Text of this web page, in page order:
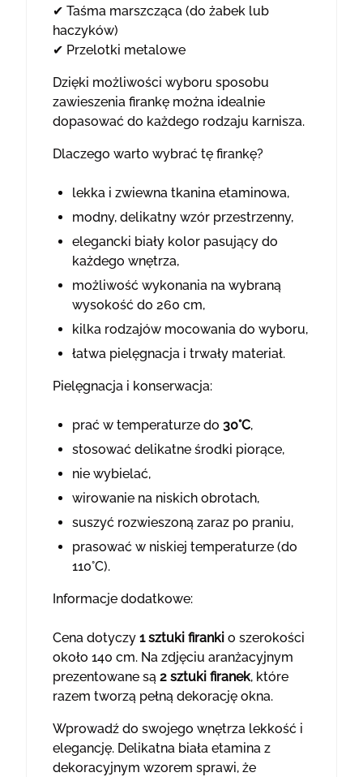
✔ Taśma marszcząca (do żabek lub
haczyków)
✔ Przelotki metalowe
Dzięki możliwości wyboru sposobu
zawieszenia firankę można idealnie
dopasować do każdego rodzaju karnisza.
Dlaczego warto wybrać tę firankę?
lekka i zwiewna tkanina etaminowa,
modny, delikatny wzór przestrzenny,
elegancki biały kolor pasujący do
każdego wnętrza,
możliwość wykonania na wybraną
wysokość do 260 cm,
kilka rodzajów mocowania do wyboru,
łatwa pielęgnacja i trwały materiał.
Pielęgnacja i konserwacja:
prać w temperaturze do 30°C,
stosować delikatne środki piorące,
nie wybielać,
wirowanie na niskich obrotach,
suszyć rozwieszoną zaraz po praniu,
prasować w niskiej temperaturze (do
110°C).
Informacje dodatkowe:
Cena dotyczy 1 sztuki firanki o szerokości
około 140 cm. Na zdjęciu aranżacyjnym
prezentowane są 2 sztuki firanek, które
razem tworzą pełną dekorację okna.
Wprowadź do swojego wnętrza lekkość i
elegancję. Delikatna biała etamina z
dekoracyjnym wzorem sprawi, że